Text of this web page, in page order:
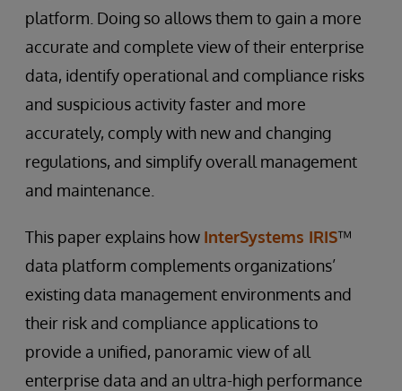
platform. Doing so allows them to gain a more
accurate and complete view of their enterprise
data, identify operational and compliance risks
and suspicious activity faster and more
accurately, comply with new and changing
regulations, and simplify overall management
and maintenance.
This paper explains how InterSystems IRIS™
data platform complements organizations’
existing data management environments and
their risk and compliance applications to
provide a unified, panoramic view of all
enterprise data and an ultra-high performance